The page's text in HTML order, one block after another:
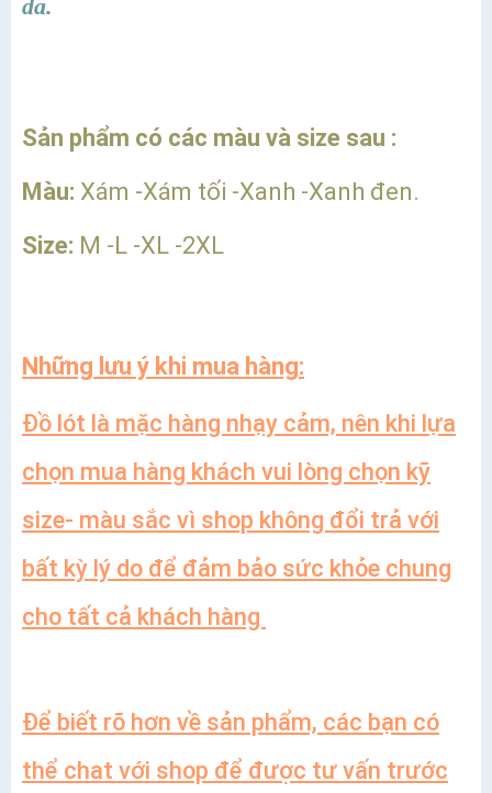
da.
Sản phẩm có các màu và size sau :
Màu: Xám -Xám tối -Xanh -Xanh đen.
Size: M -L -XL -2XL
Những lưu ý khi mua hàng:
Đồ lót là mặc hàng nhạy cảm, nên khi lựa
chọn mua hàng khách vui lòng chọn kỹ
size- màu sắc vì shop không đổi trả với
bất kỳ lý do để đảm bảo sức khỏe chung
cho tất cả khách hàng
Để biết rõ hơn về sản phẩm, các bạn có
thể chat với shop để được tư vấn trước